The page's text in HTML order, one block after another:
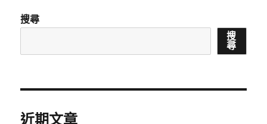
搜尋
搜
尋
近期文章